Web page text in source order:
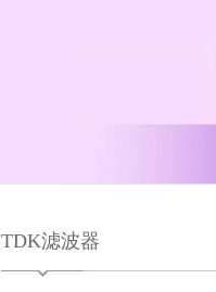
TDK滤波器